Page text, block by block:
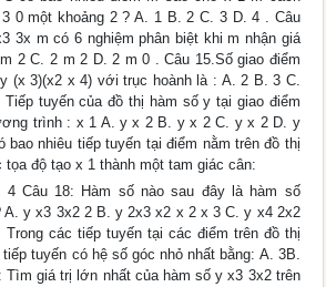
0 một khoảng 2 ? A. 1 B. 2 C. 3 D. 4 . Câu
3x m có 6 nghiệm phân biệt khi m nhận giá
2 C. 2 m 2 D. 2 m 0 . Câu 15.Số giao điểm
(x 3)(x2 x 4) với trục hoành là : A. 2 B. 3 C.
tuyến của đồ thị hàm số y tại giao điểm
trình : x 1 A. y x 2 B. y x 2 C. y x 2 D. y
bao nhiêu tiếp tuyến tại điểm nằm trên đồ thị
tọa độ tạo x 1 thành một tam giác cân:
Câu 18: Hàm số nào sau đây là hàm số
A. y x3 3x2 2 B. y 2x3 x2 x 2 x 3 C. y x4 2x2
các tiếp tuyến tại các điểm trên đồ thị
tuyến có hệ số góc nhỏ nhất bằng: A. 3B.
Tìm giá trị lớn nhất của hàm số y x3 3x2 trên